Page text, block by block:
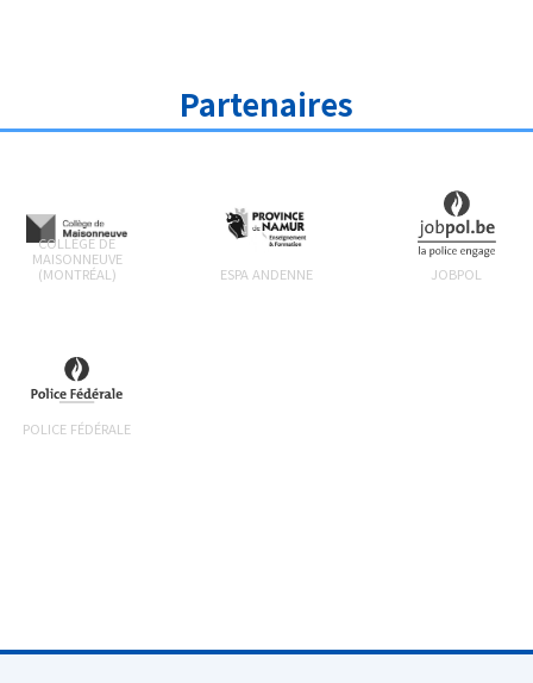
Partenaires
COLLÈGE DE
MAISONNEUVE
(MONTRÉAL)
ESPA ANDENNE JOBPOL
POLICE FÉDÉRALE